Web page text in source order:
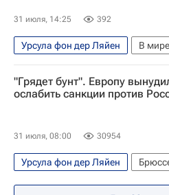
31 июля, 14:25 392
Урсула фон дер Ляйен В мире
Сеута
Frontex
Наплыв мигрантов в Испании
"Грядет бунт". Европу
ослабить санкции против
31 июля, 08:00 30954
Урсула фон дер Ляйен
Россия
Виктор Орбан